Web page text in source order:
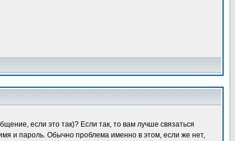
если это так)? Если так, то вам лучше связаться
и пароль. Обычно проблема именно в этом, если же нет,